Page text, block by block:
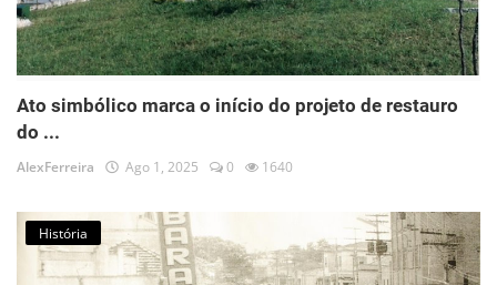
Ato simbólico marca o início do projeto de restauro
do ...
AlexFerreira Ago 1, 2025 0 1640
História